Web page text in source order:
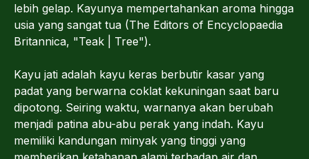
lebih gelap. Kayunya mempertahankan aroma hingga
usia yang sangat tua (The Editors of Encyclopaedia
Britannica, "Teak | Tree").
Kayu jati adalah kayu keras berbutir kasar yang
padat yang berwarna coklat kekuningan saat baru
dipotong. Seiring waktu, warnanya akan berubah
menjadi patina abu-abu perak yang indah. Kayu
memiliki kandungan minyak yang tinggi yang